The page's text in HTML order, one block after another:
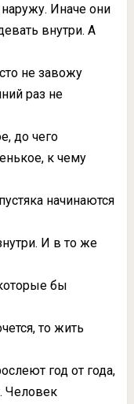
Иначе они
внутри. А
не завожу
раз не
до чего
к чему
начинаются
И в то же
бы
то жить
год от года,
Человек